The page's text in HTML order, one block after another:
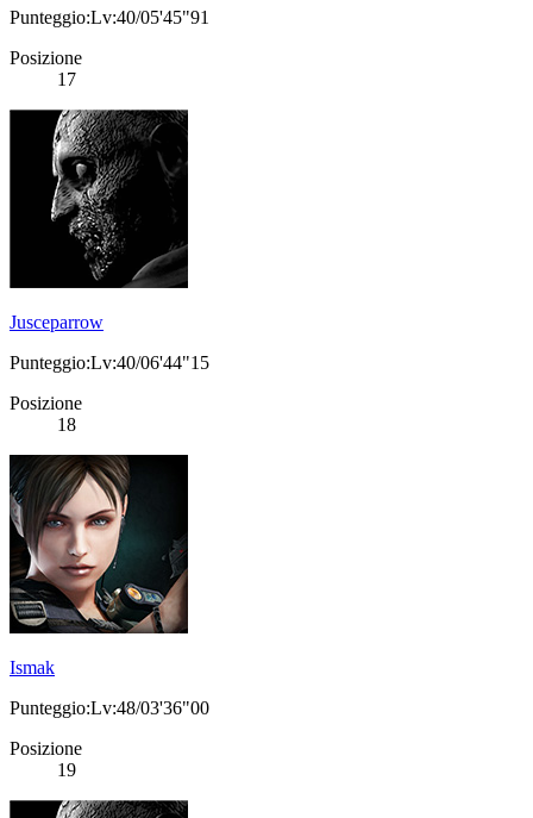
Punteggio:Lv:40/05'45"91
Posizione
17
Jusceparrow
Punteggio:Lv:40/06'44"15
Posizione
18
Ismak
Punteggio:Lv:48/03'36"00
Posizione
19